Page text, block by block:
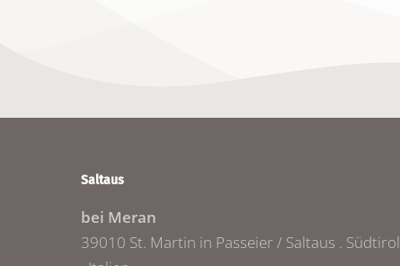
Saltaus
bei Meran
39010 St. Martin in Passeier / Saltaus . Südtirol